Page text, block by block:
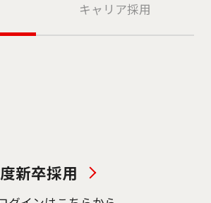
キャリア採用
新卒採用